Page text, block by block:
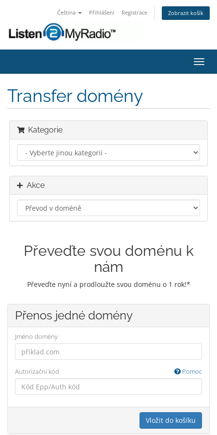
Čeština Přihlášení Registrace Zobrazit košík
Transfer domény
Kategorie
Akce
Převeďte svou doménu k
nám
Převeďte nyní a prodloužte svou doménu o 1 rok!*
Přenos jedné domény
Jméno domény
Autorizační kód Pomoc
Vložit do košíku